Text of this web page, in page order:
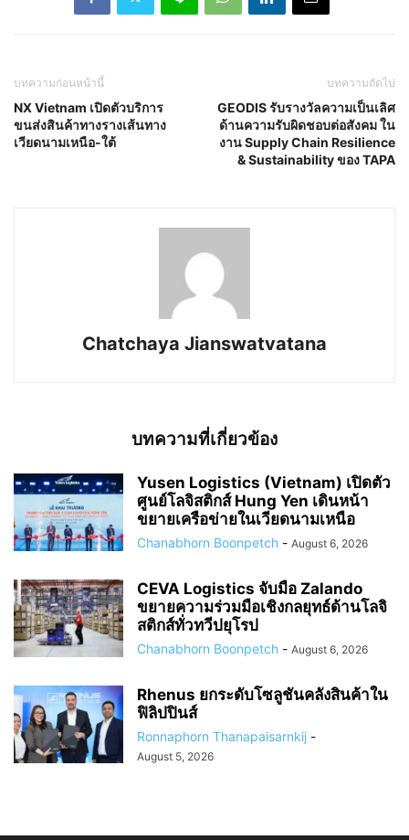
บทความก่อนหน้านี้
NX Vietnam เปิดตัวบริการ
ขนส่งสินค้าทางรางเส้นทาง
เวียดนามเหนือ-ใต้
บทความถัดไป
GEODIS รับรางวัลความเป็นเลิศ
ด้านความรับผิดชอบต่อสังคม ใน
งาน Supply Chain Resilience
& Sustainability ของ TAPA
Chatchaya Jianswatvatana
บทความที่เกี่ยวข้อง
Yusen Logistics (Vietnam) เปิดตัว
ศูนย์โลจิสติกส์ Hung Yen เดินหน้า
ขยายเครือข่ายในเวียดนามเหนือ
Chanabhorn Boonpetch - August 6, 2026
CEVA Logistics จับมือ Zalando
ขยายความร่วมมือเชิงกลยุทธ์ด้านโลจิ
สติกส์ทั่วทวีปยุโรป
Chanabhorn Boonpetch - August 6, 2026
Rhenus ยกระดับโซลูชันคลังสินค้าใน
ฟิลิปปินส์
Ronnaphorn Thanapaisarnkij -
August 5, 2026